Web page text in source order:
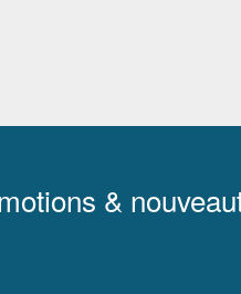
&